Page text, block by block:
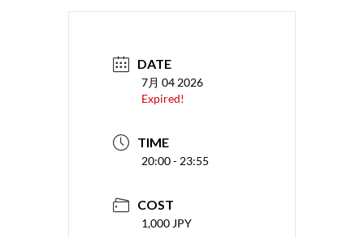
DATE
7月 04 2026
Expired!
TIME
20:00 - 23:55
COST
1,000 JPY